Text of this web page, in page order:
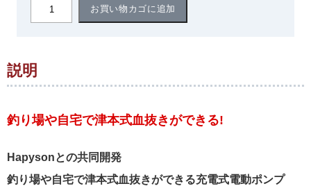
き
ポ
プ
式]
個
お買い物カゴに追加
説明
釣り場や自宅で津本式血抜きができる!
Hapysonとの共同開発
釣り場や自宅で津本式血抜きができる充電式電動ポンプ